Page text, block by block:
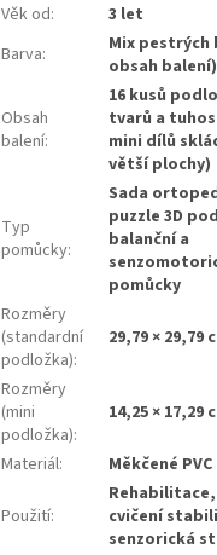
Věk od:
3 let
Barva:
Mix pestrých
obsah balení)
Obsah
balení:
16 kusů
tvarů a
mini dílů
větší plochy)
Typ
pomůcky:
Sada
puzzle 3D
balanční a
pomůcky
Rozměry
(standardní
podložka):
29,79 × 29,79
Rozměry
(mini
podložka):
14,25 × 17,29
Materiál: Měkčené PVC
Použití:
cvičení
senzorická